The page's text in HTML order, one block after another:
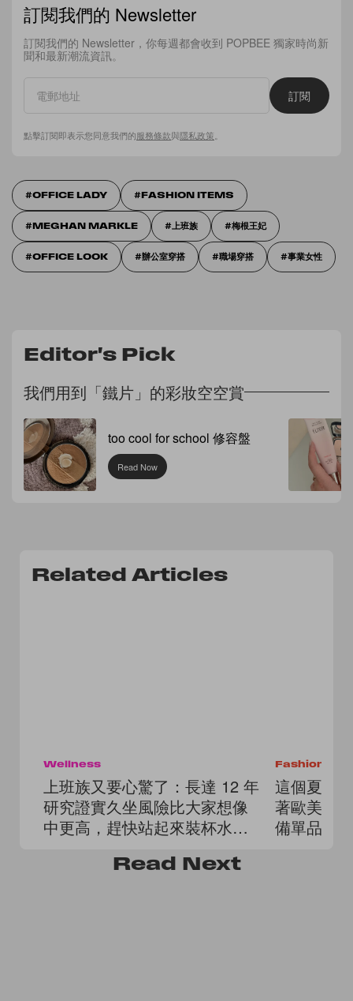
訂閱我們的 Newsletter
訂閱我們的 Newsletter，你每週都會收到 POPBEE 獨家時尚新
聞和最新潮流資訊。
訂閱
點擊訂閱即表示您同意我們的服務條款與隱私政策
OFFICE LADY FASHION ITEMS
MEGHAN MARKLE 上班族 梅根王妃
OFFICE LOOK 辦公室穿搭 職場穿搭 事業女性
Editor's Pick
我們用到「鐵片」的彩妝空空賞
too cool for school 修容盤
Read Now
Related Articles
Wellness
上班族又要心驚了：長達 12 年
研究證實久坐風險比大家想像
中更高，趕快站起來裝杯水
Fashion
這個夏季
著歐美女
備單品吧
Read Next